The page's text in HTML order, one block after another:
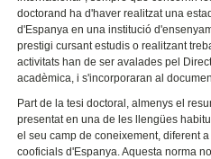
doctorand ha d'haver realitzat una
d'Espanya en una institució
prestigi cursant estudis o realitzant
activitats han de ser avalades pel
acadèmica, i s'incorporaran al
Part de la tesi doctoral, almenys el
presentat en una de les llengües
el seu camp de coneixement, diferent
cooficials d'Espanya. Aquesta norma